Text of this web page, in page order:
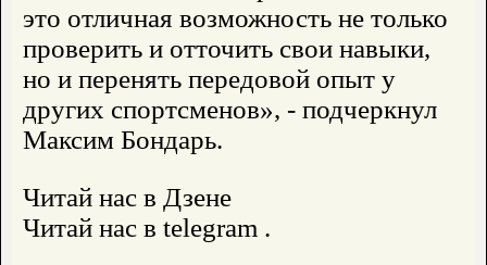
это отличная возможность не только
проверить и отточить свои навыки,
но и перенять передовой опыт у
других спортсменов», - подчеркнул
Максим Бондарь.
Читай нас в Дзене
Читай нас в telegram .